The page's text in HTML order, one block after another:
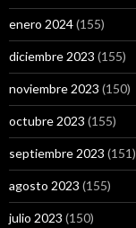
enero 2024(155)
diciembre 2023 (155)
noviembre 2023 (150)
octubre 2023 (155)
septiembre 2023 (151)
agosto 2023 (155)
julio 2023 (150)